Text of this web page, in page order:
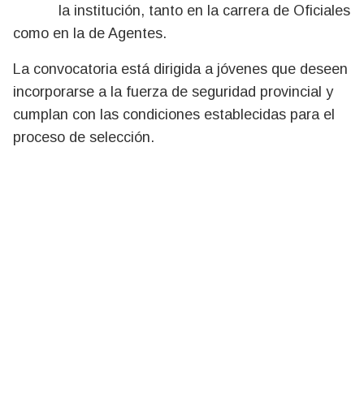
la institución, tanto en la carrera de Oficiales
como en la de Agentes.
La convocatoria está dirigida a jóvenes que deseen
incorporarse a la fuerza de seguridad provincial y
cumplan con las condiciones establecidas para el
proceso de selección.